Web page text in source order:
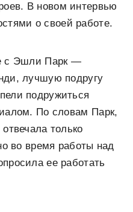
В новом интервью
о своей работе.
с Эшли Парк —
лучшую подругу
подружиться
По словам Парк,
только
во время работы над
ее работать